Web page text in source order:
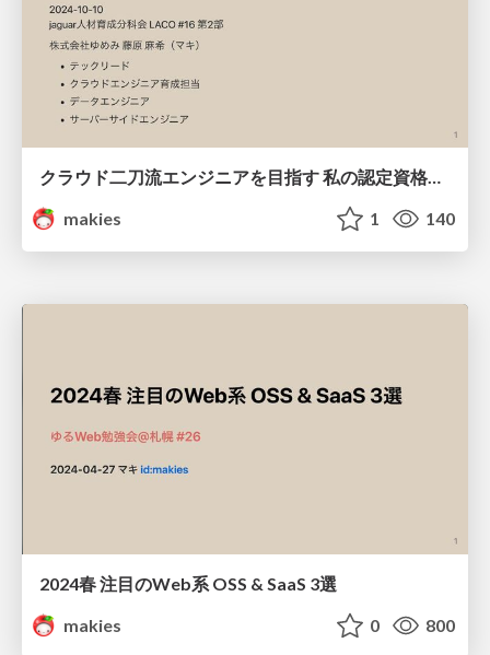
makies
1 140
2024春 注目のWeb系 OSS & SaaS 3選
makies
0 800